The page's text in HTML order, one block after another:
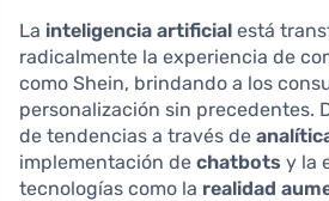
La inteligencia artificial está
radicalmente la experiencia de
como Shein, brindando a los
personalización sin precedentes.
de tendencias a través de
implementación de chatbots y la
tecnologías como la realidad